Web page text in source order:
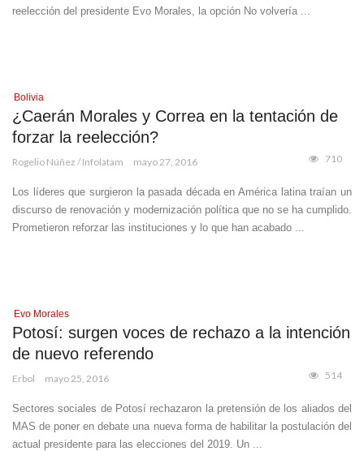
reelección del presidente Evo Morales, la opción No volvería ...
Bolivia
¿Caerán Morales y Correa en la tentación de
forzar la reelección?
Rogelio Núñez / Infolatam mayo 27, 2016 710
Los líderes que surgieron la pasada década en América latina traían un
discurso de renovación y modernización política que no se ha cumplido.
Prometieron reforzar las instituciones y lo que han acabado ...
Evo Morales
Potosí: surgen voces de rechazo a la intención
de nuevo referendo
Erbol mayo 25, 2016 514
Sectores sociales de Potosí rechazaron la pretensión de los aliados del
MAS de poner en debate una nueva forma de habilitar la postulación del
actual presidente para las elecciones del 2019. Un ...